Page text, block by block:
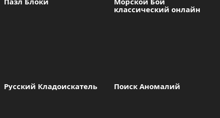
классический онлайн
Русский Кладоискатель Поиск Аномалий